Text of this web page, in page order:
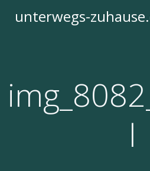
unterwegs-
l